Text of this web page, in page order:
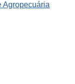
Agropecuária